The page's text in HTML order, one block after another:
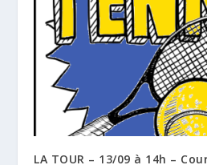
LA TOUR – 13/09 à 14h –